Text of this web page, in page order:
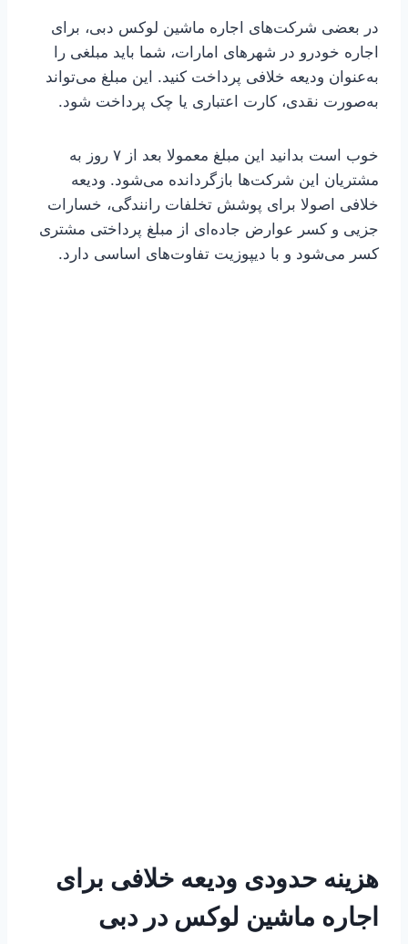
در بعضی شرکت‌های اجاره ماشین لوکس دبی، برای
اجاره خودرو در شهرهای امارات، شما باید مبلغی را
به‌عنوان ودیعه خلافی پرداخت کنید. این مبلغ می‌تواند
به‌صورت نقدی، کارت اعتباری یا چک پرداخت شود.
خوب است بدانید این مبلغ معمولا بعد از ۷ روز به
مشتریان این شرکت‌ها بازگردانده می‌شود. ودیعه
خلافی اصولا برای پوشش تخلفات رانندگی، خسارات
جزیی و کسر عوارض جاده‌ای از مبلغ پرداختی مشتری
کسر می‌شود و با دیپوزیت تفاوت‌های اساسی دارد.
هزینه حدودی ودیعه خلافی برای
اجاره ماشین لوکس در دبی